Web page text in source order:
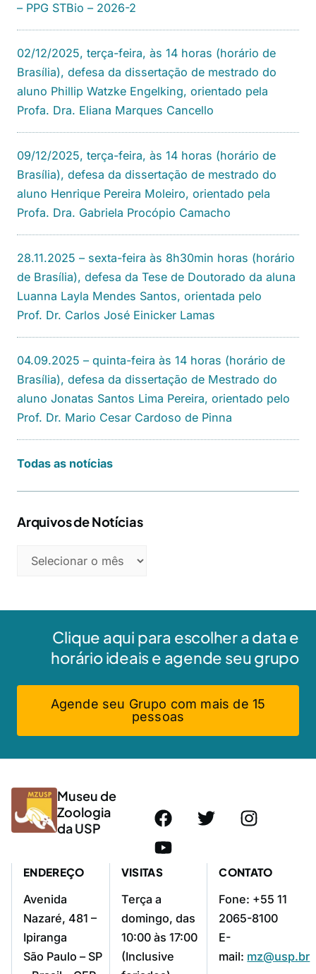
– PPG STBio – 2026-2
02/12/2025, terça-feira, às 14 horas (horário de
Brasília), defesa da dissertação de mestrado do
aluno Phillip Watzke Engelking, orientado pela
Profa. Dra. Eliana Marques Cancello
09/12/2025, terça-feira, às 14 horas (horário de
Brasília), defesa da dissertação de mestrado do
aluno Henrique Pereira Moleiro, orientado pela
Profa. Dra. Gabriela Procópio Camacho
28.11.2025 – sexta-feira às 8h30min horas (horário
de Brasília), defesa da Tese de Doutorado da aluna
Luanna Layla Mendes Santos, orientada pelo
Prof. Dr. Carlos José Einicker Lamas
04.09.2025 – quinta-feira às 14 horas (horário de
Brasília), defesa da dissertação de Mestrado do
aluno Jonatas Santos Lima Pereira, orientado pelo
Prof. Dr. Mario Cesar Cardoso de Pinna
Todas as notícias
Arquivos de Notícias
Clique aqui para escolher a data e
horário ideais e agende seu grupo
Agende seu Grupo com mais de 15
pessoas
Museu de
Zoologia
da USP
ENDEREÇO
Avenida
Nazaré, 481 –
Ipiranga
São Paulo – SP
VISITAS
Terça a
domingo, das
10:00 às 17:00
(Inclusive
CONTATO
Fone: +55 11
2065-8100
E-
mail: mz@usp.br